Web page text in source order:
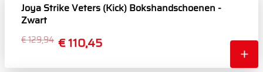
Joya Strike Veters (Kick) Bokshandschoenen -
Zwart
€ 110,45
€ 129,94